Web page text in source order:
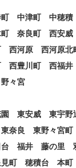
中津町
中穂積
奈良町
西安威
西河原
西河原北
西豊川町
西福井
野々宮
東安威
東宇野
東奈良
東野々宮町
福井 藤の里
町 穂積台
本町